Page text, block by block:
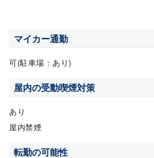
マイカー通勤
可(駐車場：あり)
屋内の受動喫煙対策
あり
屋内禁煙
転勤の可能性